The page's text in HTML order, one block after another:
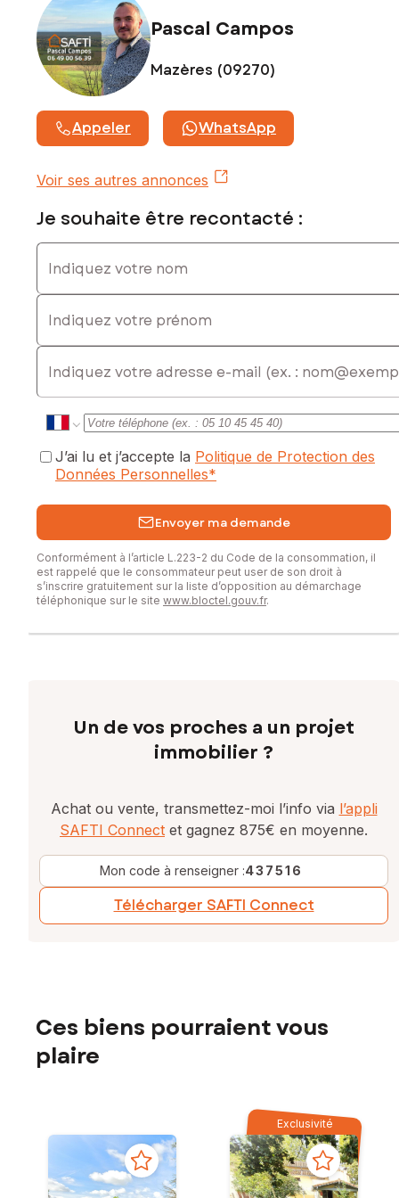
Pascal Campos
Mazères (09270)
Appeler WhatsApp
Voir ses autres annonces
Je souhaite être recontacté :
Indiquez votre nom
Indiquez votre prénom
E-mail
J’ai lu et j’accepte la Politique de Protection des
Données Personnelles*
Envoyer ma demande
Conformément à l’article L.223-2 du Code de la consommation, il
est rappelé que le consommateur peut user de son droit à
s’inscrire gratuitement sur la liste d’opposition au démarchage
téléphonique sur le site www.bloctel.gouv.fr.
Un de vos proches a un projet
immobilier ?
Achat ou vente, transmettez-moi l’info via l’appli
SAFTI Connect et gagnez 875€ en moyenne.
Mon code à renseigner :437516
Télécharger SAFTI Connect
Ces biens pourraient vous
plaire
Exclusivité